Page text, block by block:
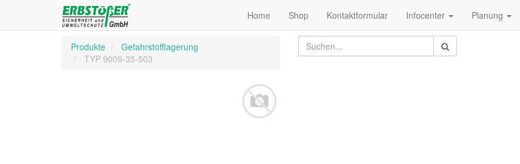
Home Shop Kontaktformular Infocenter Planung
Produkte
Gefahrstofflagerung
TYP 9009-35-503